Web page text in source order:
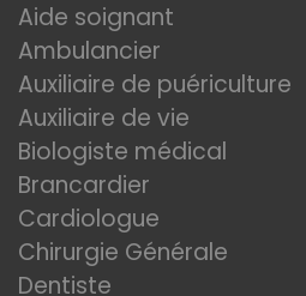
Aide soignant
Ambulancier
Auxiliaire de puériculture
Auxiliaire de vie
Biologiste médical
Brancardier
Cardiologue
Chirurgie Générale
Dentiste